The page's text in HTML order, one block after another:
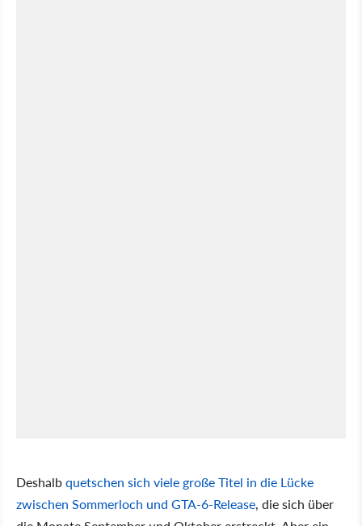
Deshalbquetschen sich viele große Titel in die Lücke
zwischen Sommerloch und GTA-6-Release, die sich über